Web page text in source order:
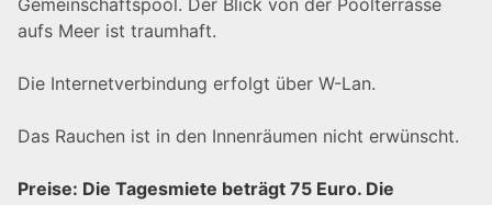
Gemeinschaftspool. Der Blick von der Poolterrasse
aufs Meer ist traumhaft.
Die Internetverbindung erfolgt über W-Lan.
Das Rauchen ist in den Innenräumen nicht erwünscht.
Preise: Die Tagesmiete beträgt 75 Euro. Die